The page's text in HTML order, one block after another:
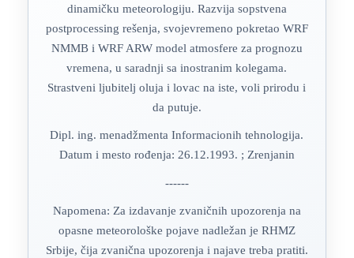
dinamičku meteorologiju. Razvija sopstvena
postprocessing rešenja, svojevremeno pokretao WRF
NMMB i WRF ARW model atmosfere za prognozu
vremena, u saradnji sa inostranim kolegama.
Strastveni ljubitelj oluja i lovac na iste, voli prirodu i
da putuje.
Dipl. ing. menadžmenta Informacionih tehnologija.
Datum i mesto rođenja: 26.12.1993. ; Zrenjanin
------
Napomena: Za izdavanje zvaničnih upozorenja na
opasne meteorološke pojave nadležan je RHMZ
Srbije, čija zvanična upozorenja i najave treba pratiti.